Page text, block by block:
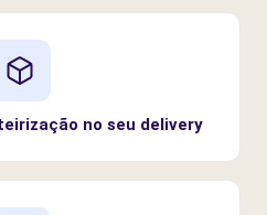
no seu delivery